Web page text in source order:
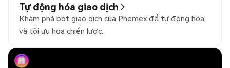
Tự động hóa giao dịch
Khám phá bot giao dịch của Phemex để tự động hóa
và tối ưu hóa chiến lược.